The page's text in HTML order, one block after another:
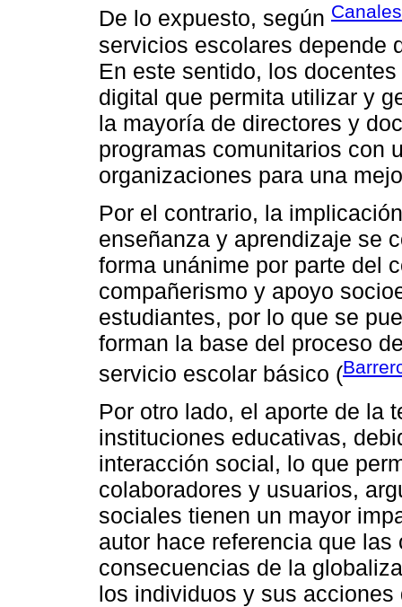
De lo expuesto, según
servicios escolares depende
En este sentido, los
digital que permita utilizar y
la mayoría de directores y
programas comunitarios con
organizaciones para una
Por el contrario, la
enseñanza y aprendizaje se
forma unánime por parte del
compañerismo y apoyo
estudiantes, por lo que se
forman la base del proceso
servicio escolar básico (
Por otro lado, el aporte de la
instituciones educativas,
interacción social, lo que
colaboradores y usuarios,
sociales tienen un mayor
autor hace referencia que
consecuencias de la
los individuos y sus